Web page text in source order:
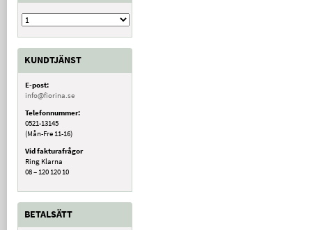
KUNDTJÄNST
E-post:
info@fiorina.se
Telefonnummer:
0521-13145
(Mån-Fre 11-16)
Vid fakturafrågor
Ring Klarna
08 – 120 120 10
BETALSÄTT